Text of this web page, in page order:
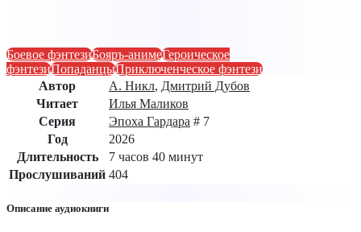
Боевое фэнтезиБояръ-анимеГероическое
фэнтезиПопаданцыПриключенческое фэнтези
Автор
А. Никл, Дмитрий Дубов
Читает
Илья Маликов
Серия
Эпоха Гардара # 7
Год
2026
Длительность
7 часов 40 минут
Прослушиваний 404
Описание аудиокниги